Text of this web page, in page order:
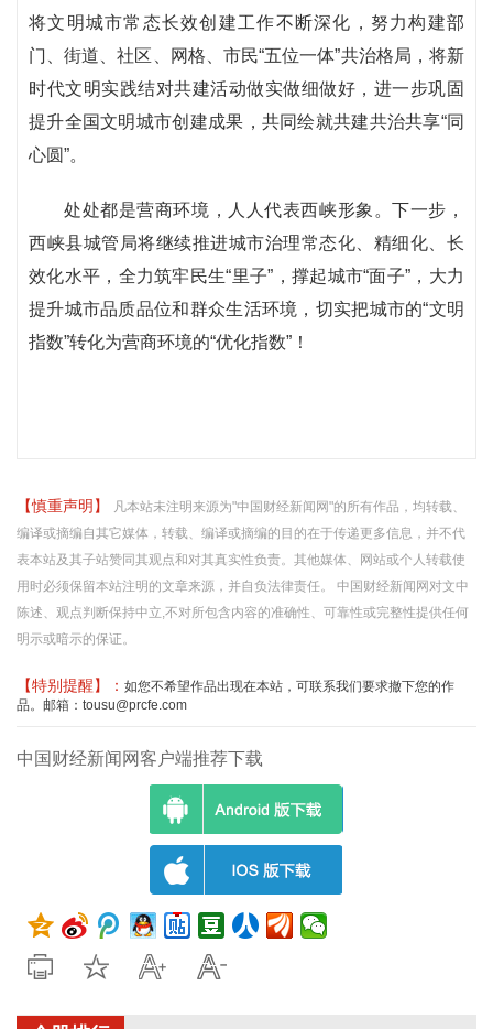
将文明城市常态长效创建工作不断深化，努力构建部
门、街道、社区、网格、市民“五位一体”共治格局，将新
时代文明实践结对共建活动做实做细做好，进一步巩固
提升全国文明城市创建成果，共同绘就共建共治共享“同
心圆”。
处处都是营商环境，人人代表西峡形象。下一步，
西峡县城管局将继续推进城市治理常态化、精细化、长
效化水平，全力筑牢民生“里子”，撑起城市“面子”，大力
提升城市品质品位和群众生活环境，切实把城市的“文明
指数”转化为营商环境的“优化指数”！
【慎重声明】
凡本站未注明来源为"中国财经新闻网"的所有作品，均转载、
编译或摘编自其它媒体，转载、编译或摘编的目的在于传递更多信息，并不代
表本站及其子站赞同其观点和对其真实性负责。其他媒体、网站或个人转载使
用时必须保留本站注明的文章来源，并自负法律责任。 中国财经新闻网对文中
陈述、观点判断保持中立,不对所包含内容的准确性、可靠性或完整性提供任何
明示或暗示的保证。
【特别提醒】： 如您不希望作品出现在本站，可联系我们要求撤下您的作
品。邮箱：tousu@prcfe.com
中国财经新闻网客户端推荐下载